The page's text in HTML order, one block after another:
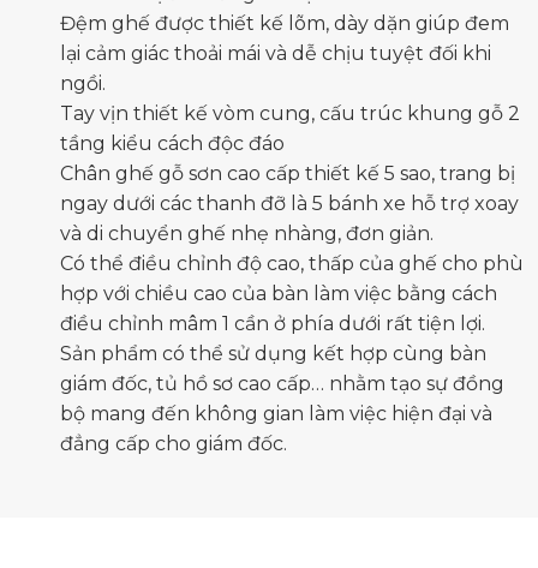
Đệm ghế được thiết kế lõm, dày dặn giúp đem
lại cảm giác thoải mái và dễ chịu tuyệt đối khi
ngồi.
Tay vịn thiết kế vòm cung, cấu trúc khung gỗ 2
tầng kiểu cách độc đáo
Chân ghế gỗ sơn cao cấp thiết kế 5 sao, trang bị
ngay dưới các thanh đỡ là 5 bánh xe hỗ trợ xoay
và di chuyển ghế nhẹ nhàng, đơn giản.
Có thể điều chỉnh độ cao, thấp của ghế cho phù
hợp với chiều cao của bàn làm việc bằng cách
điều chỉnh mâm 1 cần ở phía dưới rất tiện lợi.
Sản phẩm có thể sử dụng kết hợp cùng bàn
giám đốc, tủ hồ sơ cao cấp… nhằm tạo sự đồng
bộ mang đến không gian làm việc hiện đại và
đẳng cấp cho giám đốc.